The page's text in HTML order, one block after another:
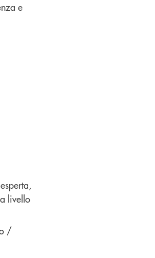
e
livello
/